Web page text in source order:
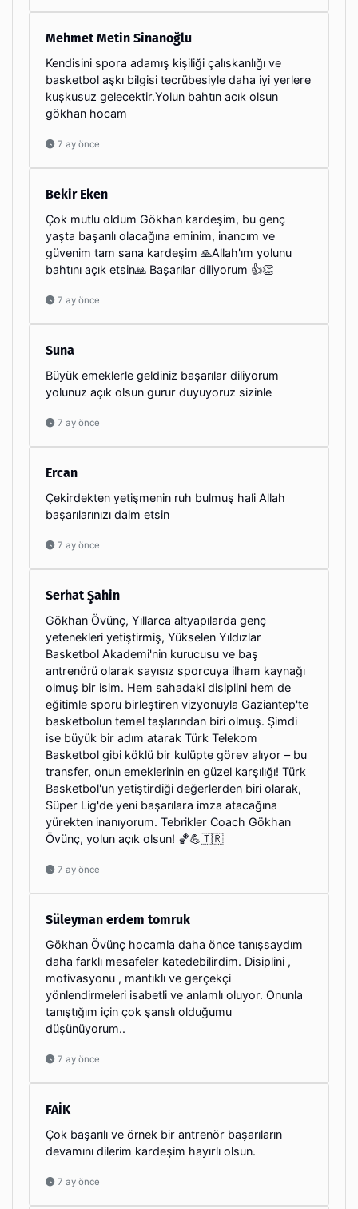
Mehmet Metin Sinanoğlu
Kendisini spora adamış kişiliği çalıskanlığı ve
basketbol aşkı bilgisi tecrübesiyle daha iyi yerlere
kuşkusuz gelecektir.Yolun bahtın acık olsun
gökhan hocam
7 ay önce
Bekir Eken
Çok mutlu oldum Gökhan kardeşim, bu genç
yaşta başarılı olacağına eminim, inancım ve
güvenim tam sana kardeşim 🙏Allah'ım yolunu
bahtını açık etsin🙏 Başarılar diliyorum 👍👏
7 ay önce
Suna
Büyük emeklerle geldiniz başarılar diliyorum
yolunuz açık olsun gurur duyuyoruz sizinle
7 ay önce
Ercan
Çekirdekten yetişmenin ruh bulmuş hali Allah
başarılarınızı daim etsin
7 ay önce
Serhat Şahin
Gökhan Övünç, Yıllarca altyapılarda genç
yetenekleri yetiştirmiş, Yükselen Yıldızlar
Basketbol Akademi'nin kurucusu ve baş
antrenörü olarak sayısız sporcuya ilham kaynağı
olmuş bir isim. Hem sahadaki disiplini hem de
eğitimle sporu birleştiren vizyonuyla Gaziantep'te
basketbolun temel taşlarından biri olmuş. Şimdi
ise büyük bir adım atarak Türk Telekom
Basketbol gibi köklü bir kulüpte görev alıyor – bu
transfer, onun emeklerinin en güzel karşılığı! Türk
Basketbol'un yetiştirdiği değerlerden biri olarak,
Süper Lig'de yeni başarılara imza atacağına
yürekten inanıyorum. Tebrikler Coach Gökhan
Övünç, yolun açık olsun! 🏀💪🇹🇷
7 ay önce
Süleyman erdem tomruk
Gökhan Övünç hocamla daha önce tanışsaydım
daha farklı mesafeler katedebilirdim. Disiplini ,
motivasyonu , mantıklı ve gerçekçi
yönlendirmeleri isabetli ve anlamlı oluyor. Onunla
tanıştığım için çok şanslı olduğumu
düşünüyorum..
7 ay önce
FAİK
Çok başarılı ve örnek bir antrenör başarıların
devamını dilerim kardeşim hayırlı olsun.
7 ay önce